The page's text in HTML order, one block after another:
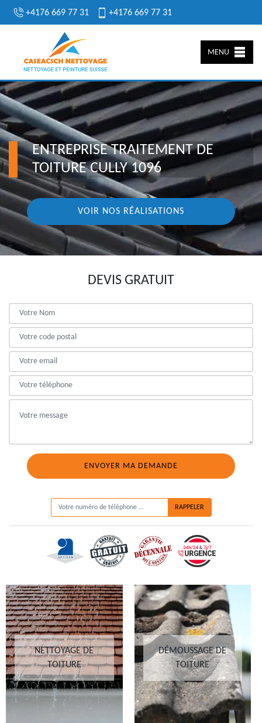
+4176 669 77 31 +4176 669 77 31
MENU
ENTREPRISE TRAITEMENT DE
TOITURE CULLY 1096
VOIR NOS RÉALISATIONS
DEVIS GRATUIT
NETTOYAGE DE
TOITURE
DÉMOUSSAGE DE
TOITURE